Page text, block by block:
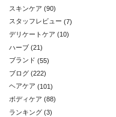
スキンケア (90)
スタッフレビュー (7)
デリケートケア (10)
ハーブ (21)
ブランド (55)
ブログ (222)
ヘアケア (101)
ボディケア (88)
ランキング (3)